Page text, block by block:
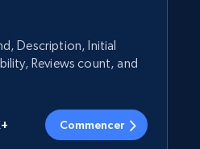
Description, Initial
Reviews count, and
Commencer